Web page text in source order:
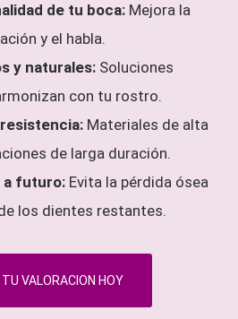
de tu boca: Mejora la
y el habla.
y naturales: Soluciones
con tu rostro.
Materiales de alta
de larga duración.
a futuro: Evita la pérdida ósea
los dientes restantes.
VALORACION HOY